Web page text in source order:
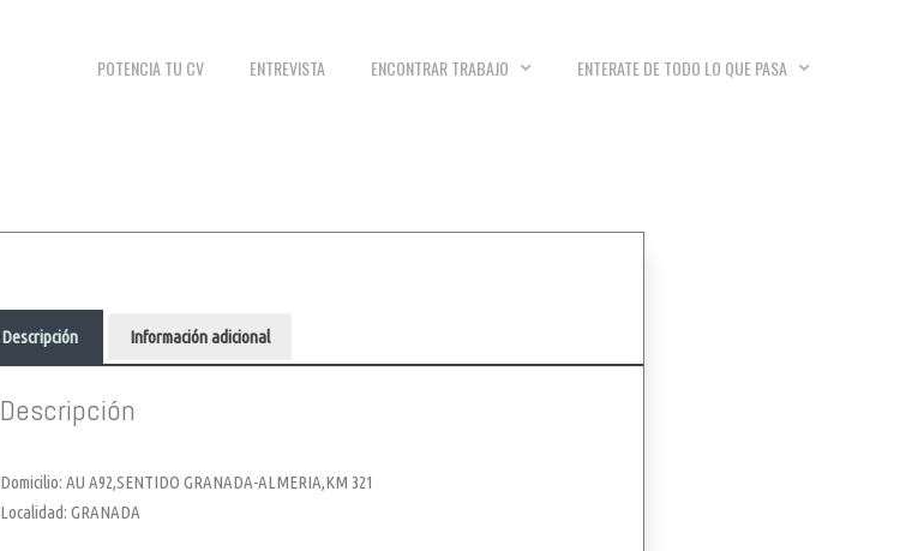
POTENCIA TU CV ENTREVISTA ENCONTRAR TRABAJO ENTERATE DE TODO LO QUE PASA
Descripción Información adicional
Descripción
Domicilio: AU A92,SENTIDO GRANADA-ALMERIA,KM 321
Localidad: GRANADA